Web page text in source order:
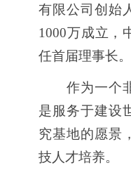
有限公司创始
1000万成立，
任首届理事长。
作为一个
是服务于建设
究基地的愿景
技人才培养。